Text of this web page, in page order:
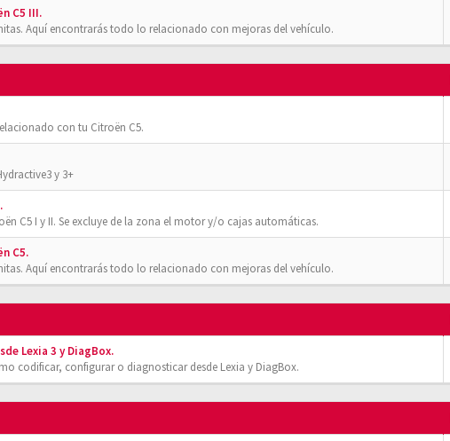
C5 III.
Aquí encontrarás todo lo relacionado con mejoras del vehículo.
con tu Citroën C5.
y 3+
C5 I y II. Se excluye de la zona el motor y/o cajas automáticas.
C5.
Aquí encontrarás todo lo relacionado con mejoras del vehículo.
Lexia 3 y DiagBox.
codificar, configurar o diagnosticar desde Lexia y DiagBox.